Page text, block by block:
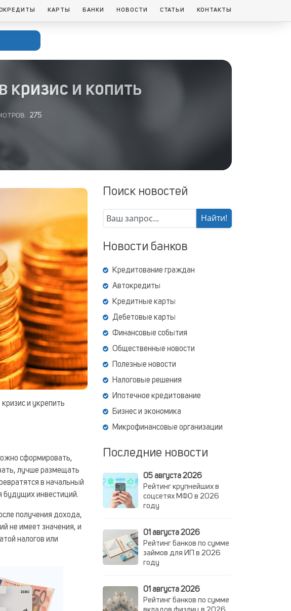
КАРТЫ БАНКИ НОВОСТИ СТАТЬИ КОНТАКТЫ
кризис и копить
275
и укрепить
сформировать,
лучше размещать
в начальный
будущих инвестиций.
получения дохода,
не имеет значения, и
налогов или
Поиск новостей
Новости банков
Кредитование граждан
Автокредиты
Кредитные карты
Дебетовые карты
Финансовые события
Общественные новости
Полезные новости
Налоговые решения
Ипотечное кредитование
Бизнес и экономика
Микрофинансовые организации
Последние новости
05 августа 2026
Рейтинг крупнейших в
соцсетях МФО в 2026
году
01 августа 2026
Рейтинг банков по сумме
займов для ИП в 2026
году
01 августа 2026
Рейтинг банков по сумме